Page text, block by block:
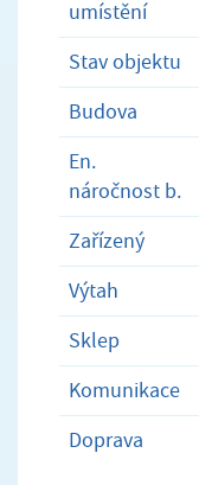
umístění
Stav objektu
Budova
En.
náročnost b.
Zařízený
Výtah
Sklep
Komunikace
Doprava